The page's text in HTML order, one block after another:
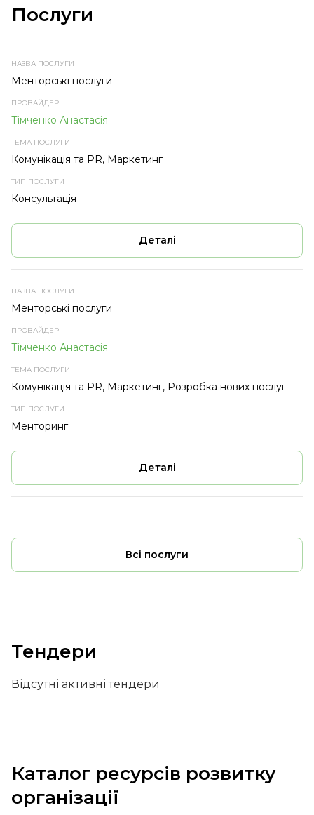
Послуги
НАЗВА ПРОВАЙДЕР
Менторські послуги
Тімченко Анастасія
Комунікація та PR, Маркетинг
Консультація
Деталі
Менторські послуги
Тімченко Анастасія
Комунікація та PR, Маркетинг, Розробка нових послуг
Менторинг
Деталі
Всі послуги
Тендери
Відсутні активні тендери
Каталог ресурсів розвитку
організації